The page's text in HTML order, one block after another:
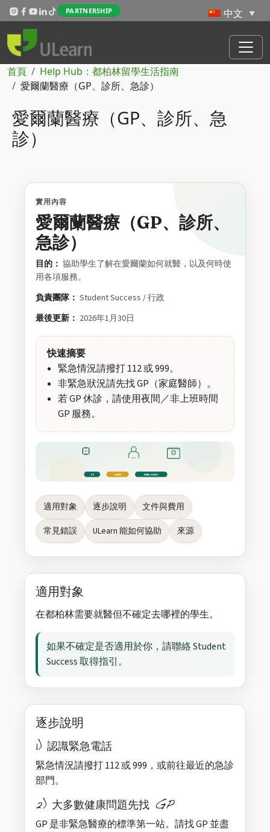
Skip to main content
PARTNERSHIP
導航連結
首頁
Help Hub：都柏林留學生活指南
愛爾蘭醫療（GP、診所、急診）
愛爾蘭醫療（GP、診所、急
診）
實用內容
愛爾蘭醫療（GP、診所、
急診）
目的： 協助學生了解在愛爾蘭如何就醫，以及何時使
用各項服務。
負責團隊： Student Success / 行政
最後更新： 2026年1月30日
快速摘要
緊急情況請撥打 112 或 999。
非緊急狀況請先找 GP（家庭醫師）。
若 GP 休診，請使用夜間／非上班時間
GP 服務。
GP CLINIC EMERGENCY
適用對象 逐步說明
文件與費用
常見錯誤
ULearn 能如何協助 來源
適用對象
在都柏林需要就醫但不確定去哪裡的學生。
如果不確定是否適用於你，請聯絡 Student
Success 取得指引。
逐步說明
1) 認識緊急電話
緊急情況請撥打 112 或 999，或前往最近的急診
部門。
2) 大多數健康問題先找 GP
GP 是非緊急醫療的標準第一站。請找 GP 並盡